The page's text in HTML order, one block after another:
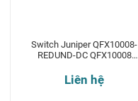
Switch Juniper QFX10008-
REDUND-DC QFX10008
Liên hệ